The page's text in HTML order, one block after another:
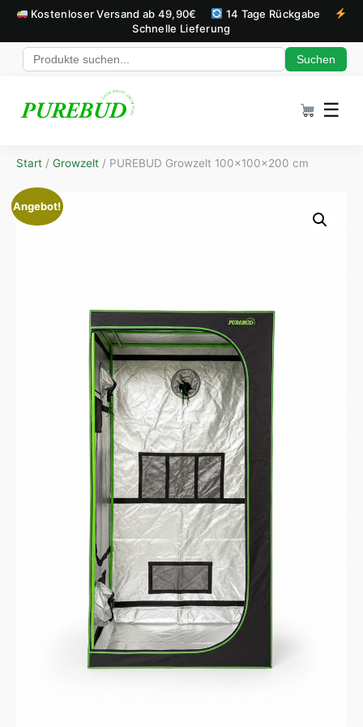
Kostenloser Versand ab 49,90€
14 Tage Rückgabe
Schnelle Lieferung
Suchen
☰
Start / Growzelt / PUREBUD Growzelt 100×100×200 cm
Angebot!